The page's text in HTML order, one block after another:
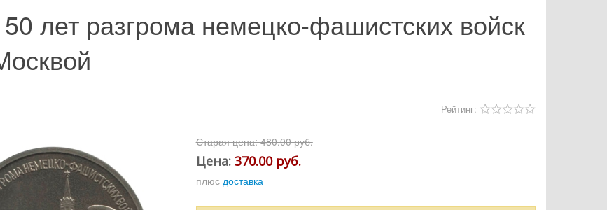
лет разгрома немецко-фашистских войск
Рейтинг:
Старая цена:480.00 руб.
Цена: 370.00 руб.
плюс доставка